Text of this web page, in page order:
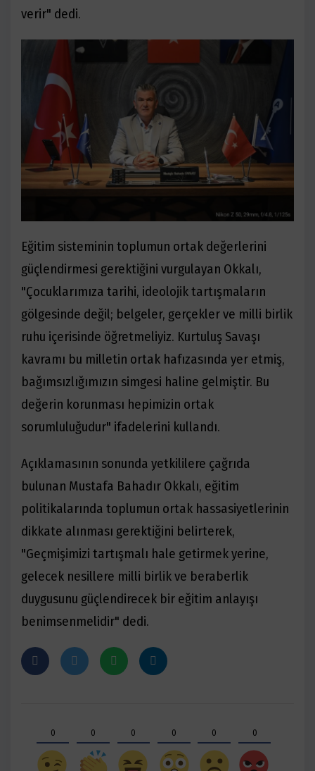
verir" dedi.
Eğitim sisteminin toplumun ortak değerlerini
güçlendirmesi gerektiğini vurgulayan Okkalı,
"Çocuklarımıza tarihi, ideolojik tartışmaların
gölgesinde değil; belgeler, gerçekler ve milli birlik
ruhu içerisinde öğretmeliyiz. Kurtuluş Savaşı
kavramı bu milletin ortak hafızasında yer etmiş,
bağımsızlığımızın simgesi haline gelmiştir. Bu
değerin korunması hepimizin ortak
sorumluluğudur" ifadelerini kullandı.
Açıklamasının sonunda yetkililere çağrıda
bulunan Mustafa Bahadır Okkalı, eğitim
politikalarında toplumun ortak hassasiyetlerinin
dikkate alınması gerektiğini belirterek,
"Geçmişimizi tartışmalı hale getirmek yerine,
gelecek nesillere milli birlik ve beraberlik
duygusunu güçlendirecek bir eğitim anlayışı
benimsenmelidir" dedi.
0 0 0 0 0 0